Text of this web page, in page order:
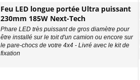
Feu LED longue portée Ultra puissant
230mm 185W Next-Tech
Phare LED très puissant de gros diamètre pour
être installé sur le toit d'un camion ou encore sur
le pare-chocs de votre 4x4 - Livré avec le kit de
fixation